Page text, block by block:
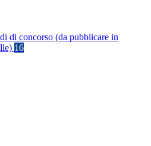
di concorso (da pubblicare in
16